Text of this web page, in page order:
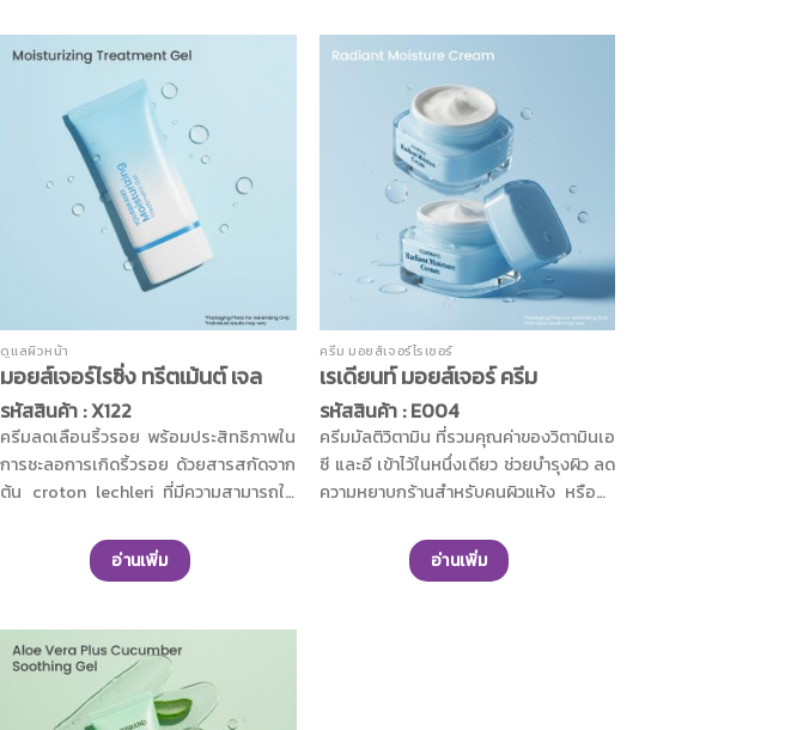
ดูเรียบเนียนกระชับด้วยวิชฮาเซล บำรุงผิว
ให้ดูมีน้ำมีนวล แลดูสุขภาพดี
อักเสบของผิวบริเวณที่เป็นสิว ลดโอกาส
การเกิดสิวอักเสบ พร้อมดูแลผิวให้ชุ่มชื้น
ไม่แห้งกร้าน เมื่อผิวชุ่มชื้นจึงช่วยลดการ
สร้างน้ำมันส่วนเกินที่เป็นสาเหตุหนึ่งของ
การเกิดสิว เพิ่มคุณค่าอีกขั้นด้วยสารสกัด
จากมัลเบอร์รี่ช่วยปรับสีผิวให้ดูกระจ่างใส
หน้าไม่หมองคล้ำ ผิวดูสวยสุขภาพดีอย่าง
เป็นธรรมชาติ
ดูแลผิวหน้า
มอยส์เจอร์ไรซิ่ง ทรีตเม้นต์ เจล
รหัสสินค้า : X122
ครีมลดเลือนริ้วรอย พร้อมประสิทธิภาพใน
การชะลอการเกิดริ้วรอย ด้วยสารสกัดจาก
ต้น croton lechleri ที่มีความสามารถใน
และยังทำหน้าที่ช่วยฟื้นฟูสภาพผิวจากคอล
ลาเจนที่ถูกทำลายไป
อ่านเพิ่ม
ครีม มอยส์เจอร์ไรเซอร์
เรเดียนท์ มอยส์เจอร์ ครีม
รหัสสินค้า : E004
ครีมมัลติวิตามิน ที่รวมคุณค่าของวิตามินเอ
ซี และอี เข้าไว้ในหนึ่งเดียว ช่วยบำรุงผิว ลด
ความหยาบกร้านสำหรับคนผิวแห้ง หรือผิว
อย่างที่ไม่เคยมีมาก่อน พร้อมทั้งฟื้นฟูเซลล์
ผิวให้แข็งแรง ปรับสีผิวให้ดูกระจ่างใสได้
อ่านเพิ่ม